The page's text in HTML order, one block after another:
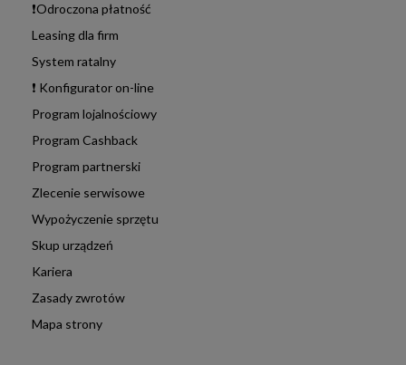
❗Odroczona płatność
Leasing dla firm
System ratalny
❗ Konfigurator on-line
Program lojalnościowy
Program Cashback
Program partnerski
Zlecenie serwisowe
Wypożyczenie sprzętu
Skup urządzeń
Kariera
Zasady zwrotów
Mapa strony